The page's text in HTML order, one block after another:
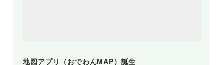
地図アプリ（おでわんMAP）誕生